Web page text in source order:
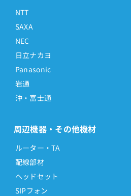
NTT
SAXA
NEC
日立ナカヨ
Panasonic
岩通
沖・富士通
周辺機器・その他機材
ルーター・TA
配線部材
ヘッドセット
SIPフォン